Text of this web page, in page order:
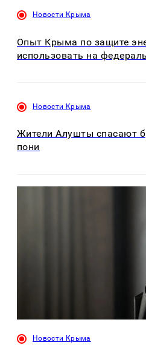
Новости Крыма
Опыт Крыма по защите
использовать на
Новости Крыма
Жители Алушты спасают
пони
Новости Крыма